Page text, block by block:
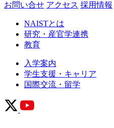
お問い合せ アクセス 採用情報
NAISTとは
研究・産官学連携
教育
入学案内
学生支援・キャリア
国際交流・留学